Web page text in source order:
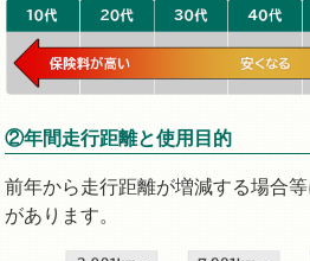
②年間走行距離と使用目的
前年から走行距離が増減する場合
があります。